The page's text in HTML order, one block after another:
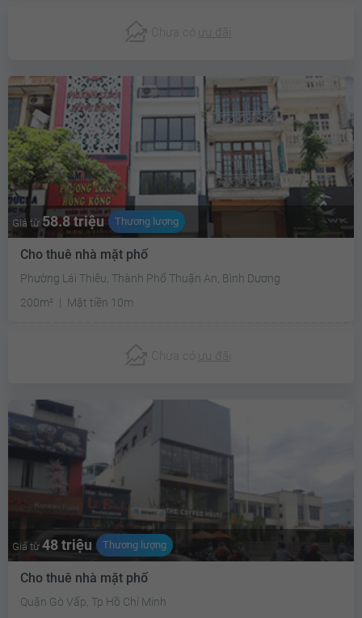
Chưa có ưu đãi
Giá từ 58.8 triệu Thương lượng
Cho thuê nhà mặt phố
Phường Lái Thiêu, Thành Phố Thuận An, Bình Dương
200m²
Mặt tiền 10m
Chưa có ưu đãi
Giá từ 48 triệu Thương lượng
Cho thuê nhà mặt phố
Quận Gò Vấp, Tp Hồ Chí Minh